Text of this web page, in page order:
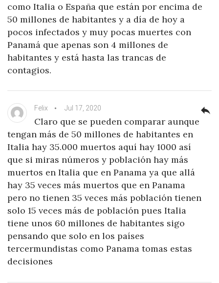
como Italia o España que están por encima de
50 millones de habitantes y a día de hoy a
pocos infectados y muy pocas muertes con
Panamá que apenas son 4 millones de
habitantes y está hasta las trancas de
contagios.
Felix Jul 17, 2020
Claro que se pueden comparar aunque
tengan más de 50 millones de habitantes en
Italia hay 35.000 muertos aquí hay 1000 así
que si miras números y población hay más
muertos en Italia que en Panama ya que allá
hay 35 veces más muertos que en Panama
pero no tienen 35 veces más población tienen
solo 15 veces más de población pues Italia
tiene unos 60 millones de habitantes sigo
pensando que solo en los países
tercermundistas como Panama tomas estas
decisiones
reply